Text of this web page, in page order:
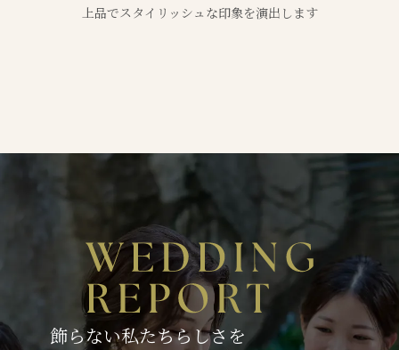
上品でスタイリッシュな印象を演出します
飾らない私たちらしさを